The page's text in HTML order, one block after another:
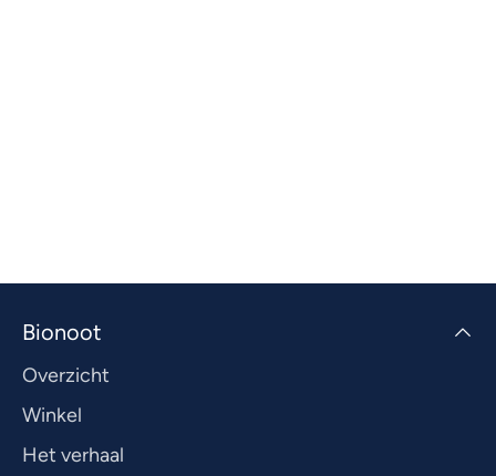
Bionoot
Overzicht
Winkel
Het verhaal